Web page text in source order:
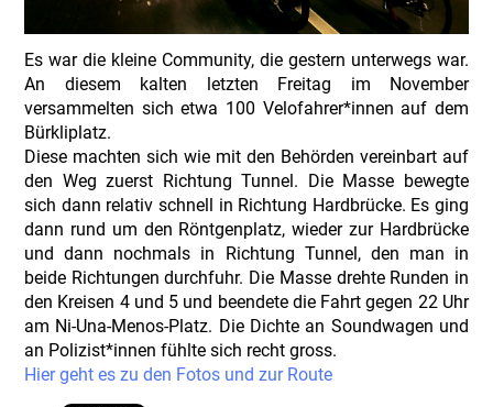
Es war die kleine Community, die gestern unterwegs war.
An diesem kalten letzten Freitag im November
versammelten sich etwa 100 Velofahrer*innen auf dem
Bürkliplatz.
Diese machten sich wie mit den Behörden vereinbart auf
den Weg zuerst Richtung Tunnel. Die Masse bewegte
sich dann relativ schnell in Richtung Hardbrücke. Es ging
dann rund um den Röntgenplatz, wieder zur Hardbrücke
und dann nochmals in Richtung Tunnel, den man in
beide Richtungen durchfuhr. Die Masse drehte Runden in
den Kreisen 4 und 5 und beendete die Fahrt gegen 22 Uhr
am Ni-Una-Menos-Platz. Die Dichte an Soundwagen und
an Polizist*innen fühlte sich recht gross.
Hier geht es zu den Fotos und zur Route